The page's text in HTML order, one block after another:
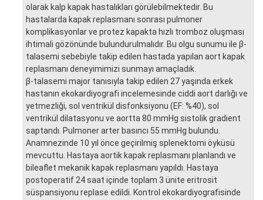
olarak kalp kapak hastalıkları görülebilmektedir. Bu
hastalarda kapak replasmanı sonrası pulmoner
komplikasyonlar ve protez kapakta hızlı tromboz oluşması
ihtimali gözönünde bulundurulmalıdır. Bu olgu sunumu ile β-
talasemi sebebiyle takip edilen hastada yapılan aort kapak
replasmanı deneyimimizi sunmayı amaçladık.
β-talasemi major tanısıyla takip edilen 27 yaşında erkek
hastanın ekokardiyografi incelemesinde ciddi aort darlığı ve
yetmezliği, sol ventrikül disfonksiyonu (EF: %40), sol
ventrikül dilatasyonu ve aortta 80 mmHg sistolik gradient
saptandı. Pulmoner arter basıncı 55 mmHg bulundu.
Anamnezinde 10 yıl önce geçirilmiş splenektomi öyküsü
mevcuttu. Hastaya aortik kapak replasmanı planlandı ve
bileaflet mekanik kapak replasmanı yapıldı. Hastaya
postoperatif 24 saat içinde toplam 3 ünite eritrosit
süspansiyonu replase edildi. Kontrol ekokardiyografisinde